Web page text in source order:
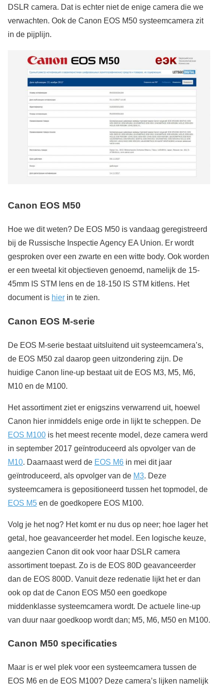
DSLR camera. Dat is echter niet de enige camera die we
verwachten. Ook de Canon EOS M50 systeemcamera zit
in de pijplijn.
Canon EOS M50
Hoe we dit weten? De EOS M50 is vandaag geregistreerd
bij de Russische Inspectie Agency EA Union. Er wordt
gesproken over een zwarte en een witte body. Ook worden
er een tweetal kit objectieven genoemd, namelijk de 15-
45mm IS STM lens en de 18-150 IS STM kitlens. Het
document is hier in te zien.
Canon EOS M-serie
De EOS M-serie bestaat uitsluitend uit systeemcamera’s,
de EOS M50 zal daarop geen uitzondering zijn. De
huidige Canon line-up bestaat uit de EOS M3, M5, M6,
M10 en de M100.
Het assortiment ziet er enigszins verwarrend uit, hoewel
Canon hier inmiddels enige orde in lijkt te scheppen. De
EOS M100 is het meest recente model, deze camera werd
in september 2017 geïntroduceerd als opvolger van de
M10. Daarnaast werd de EOS M6 in mei dit jaar
geïntroduceerd, als opvolger van de M3. Deze
systeemcamera is gepositioneerd tussen het topmodel, de
EOS M5 en de goedkopere EOS M100.
Volg je het nog? Het komt er nu dus op neer; hoe lager het
getal, hoe geavanceerder het model. Een logische keuze,
aangezien Canon dit ook voor haar DSLR camera
assortiment toepast. Zo is de EOS 80D geavanceerder
dan de EOS 800D. Vanuit deze redenatie lijkt het er dan
ook op dat de Canon EOS M50 een goedkope
middenklasse systeemcamera wordt. De actuele line-up
van duur naar goedkoop wordt dan; M5, M6, M50 en M100.
Canon M50 specificaties
Maar is er wel plek voor een systeemcamera tussen de
EOS M6 en de EOS M100? Deze camera’s lijken namelijk